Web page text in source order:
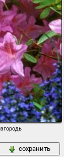
сохранить